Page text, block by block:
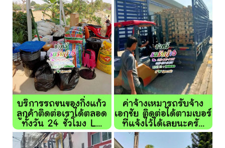
บริการรถขนของกิ่งแก้ว
ลูกค้าติดต่อเราได้ตลอด
ทั้งวัน 24 ชั่วโมง L...
ค่าจ้างเหมารถรับจ้าง
เอกชัย ติดต่อได้ตามเบอร์
ที่แจ้งไว้ได้เลยนะครั...